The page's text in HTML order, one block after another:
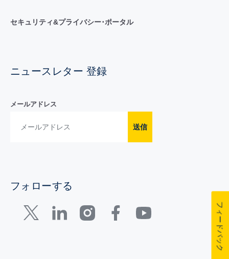
セキュリティ&プライバシー･ポータル
ニュースレター 登録
メールアドレス
送信
フォローする
フィードバック